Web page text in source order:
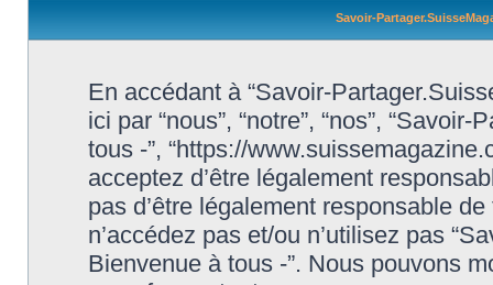
Savoir-
En accédant à “Savoir-
ici par “nous”, “notre”, “nos”,
tous -”, “https://
acceptez d’être légalement
pas d’être légalement responsable
n’accédez pas et/ou n’utilisez pas
Bienvenue à tous -”. Nous pouvons